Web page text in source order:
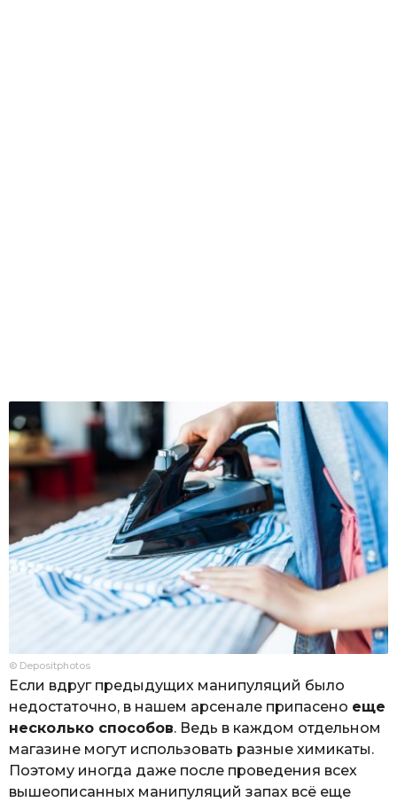
© Depositphotos
Если вдруг предыдущих манипуляций было
недостаточно, в нашем арсенале припасено еще
несколько способов. Ведь в каждом отдельном
магазине могут использовать разные химикаты.
Поэтому иногда даже после проведения всех
вышеописанных манипуляций запах всё еще